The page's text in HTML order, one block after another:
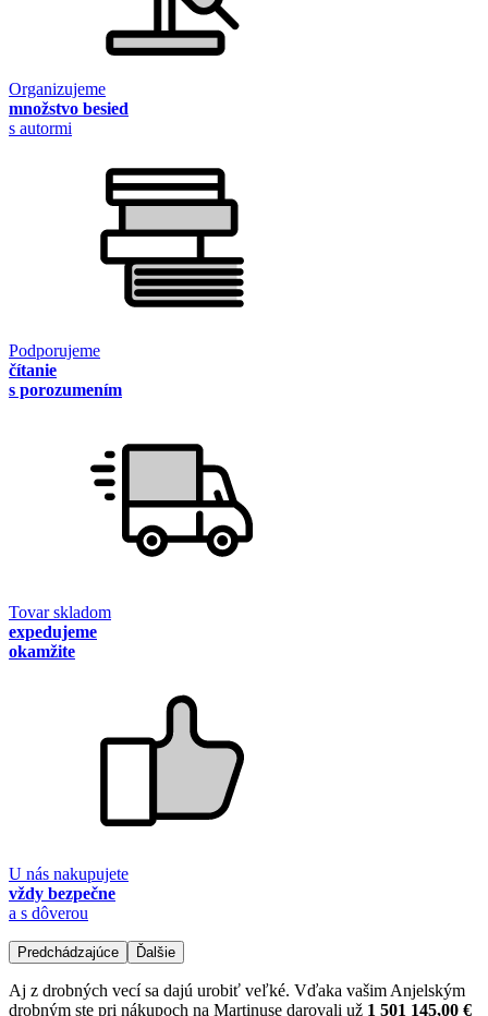
Organizujeme
množstvo besied
s autormi
Podporujeme
čítanie
s porozumením
Tovar skladom
expedujeme
okamžite
U nás nakupujete
vždy bezpečne
a s dôverou
Predchádzajúce Ďalšie
Aj z drobných vecí sa dajú urobiť veľké. Vďaka vašim Anjelským
drobným ste pri nákupoch na Martinuse darovali už 1 501 145,00 €